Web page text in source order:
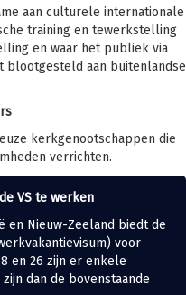
aan culturele internationale
training en tewerkstelling
en waar het publiek via
blootgesteld aan buitenlandse
kerkgenootschappen die
verrichten.
VS te werken
en Nieuw-Zeeland biedt de
voor
en 26 zijn er enkele
dan de bovenstaande